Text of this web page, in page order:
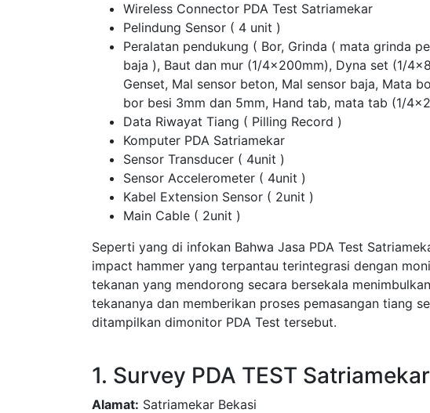
Wireless Connector PDA Test Satriamekar
Pelindung Sensor ( 4 unit )
Peralatan pendukung ( Bor, Grinda ( mata grinda
baja ), Baut dan mur (1/4x200mm), Dyna set (1/
Genset, Mal sensor beton, Mal sensor baja, Mata
bor besi 3mm dan 5mm, Hand tab, mata tab (1/
Data Riwayat Tiang ( Pilling Record )
Komputer PDA Satriamekar
Sensor Transducer ( 4unit )
Sensor Accelerometer ( 4unit )
Kabel Extension Sensor ( 2unit )
Main Cable ( 2unit )
Seperti yang di infokan Bahwa Jasa PDA Test
impact hammer yang terpantau terintegrasi dengan
tekanan yang mendorong secara bersekala
tekananya dan memberikan proses pemasangan tiang
ditampilkan dimonitor PDA Test tersebut.
1. Survey PDA TEST
Alamat: Satriamekar Bekasi